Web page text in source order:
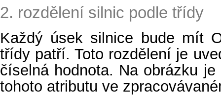
2. rozdělení silnic podle třídy
Každý úsek silnice bude mít
třídy patří. Toto rozdělení je
číselná hodnota. Na obrázku
tohoto atributu ve